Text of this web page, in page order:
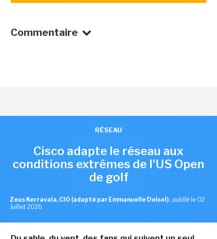
Commentaire
RÉSEAU
Cisco adapte le réseau aux
conditions extrêmes de l'US Open
de golf
Zeus Kerravala, CIO (adapté par Emmanuelle Delsol) , publié le 02
Juillet 2026